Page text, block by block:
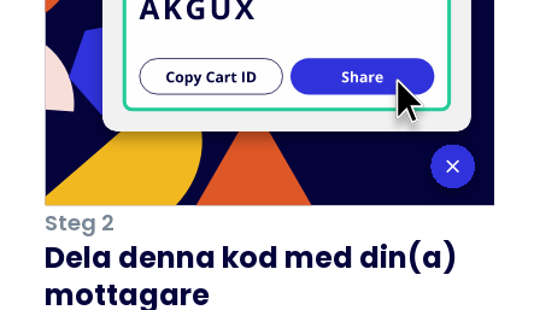
Steg 2
Dela denna kod med din(a)
mottagare